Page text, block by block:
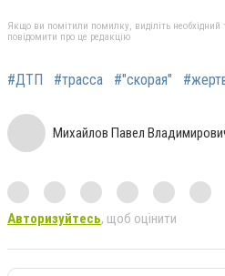
Якщо ви помітили помилку, виділіть необхідний
повідомити про це редакцію
#ДТП #трасса #"скорая"
Михайлов Павел
Авторизуйтесь, щоб оцінити